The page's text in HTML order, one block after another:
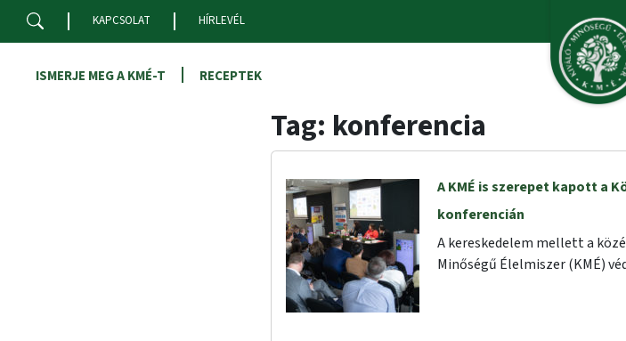
Skip to main content
KAPCSOLAT HÍRLEVÉL
ISMERJE MEG A KMÉ-T RECEPTEK
Tag: konferencia
A KMÉ is szerepet kapott a
konferencián
A kereskedelem mellett a
Minőségű Élelmiszer (KMÉ)